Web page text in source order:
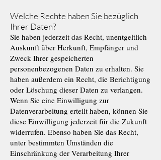
Welche Rechte haben Sie bezüglich
Ihrer Daten?
Sie haben jederzeit das Recht, unentgeltlich
Auskunft über Herkunft, Empfänger und
Zweck Ihrer gespeicherten
personenbezogenen Daten zu erhalten. Sie
haben außerdem ein Recht, die Berichtigung
oder Löschung dieser Daten zu verlangen.
Wenn Sie eine Einwilligung zur
Datenverarbeitung erteilt haben, können Sie
diese Einwilligung jederzeit für die Zukunft
widerrufen. Ebenso haben Sie das Recht,
unter bestimmten Umständen die
Einschränkung der Verarbeitung Ihrer